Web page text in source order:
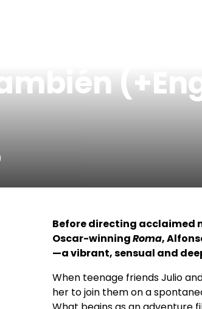
Before directing acclaimed
Oscar-winningRoma,
—a vibrant, sensual and
When teenage friends Julio
her to join them on a